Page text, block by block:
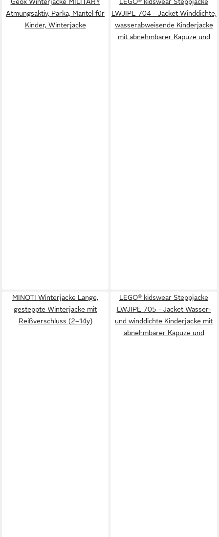
Atmungsaktiv, Parka, Mantel für
Kinder, Winterjacke
LWJIPE 704 - Jacket Winddichte,
wasserabweisende Kinderjacke
mit abnehmbarer Kapuze und
MINOTI Winterjacke Lange,
gesteppte Winterjacke mit
Reißverschluss (2–14y)
LEGO® kidswear Steppjacke
LWJIPE 705 - Jacket Wasser-
und winddichte Kinderjacke mit
abnehmbarer Kapuze und